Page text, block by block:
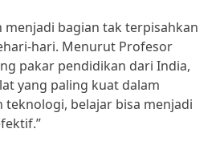
bagian tak terpisahkan
hari. Menurut Profesor
pakar pendidikan dari India,
yang paling kuat dalam
teknologi, belajar bisa menjadi